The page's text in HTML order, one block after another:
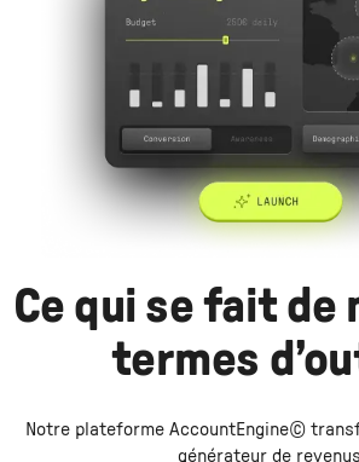
Ce qui se fait de
termes
Notre plateforme AccountEngine©
générateur de